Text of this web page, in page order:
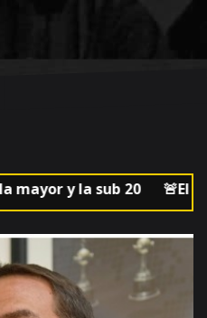
y la sub 20 🚨El partido